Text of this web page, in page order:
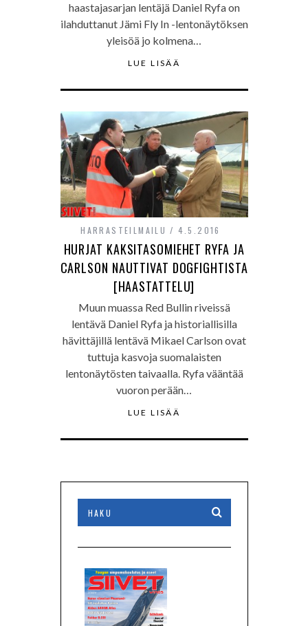
haastajasarjan lentäjä Daniel Ryfa on
ilahduttanut Jämi Fly In -lentonäytöksen
yleisöä jo kolmena…
LUE LISÄÄ
HARRASTEILMAILU 4.5.2016
HURJAT KAKSITASOMIEHET RYFA JA
CARLSON NAUTTIVAT DOGFIGHTISTA
[HAASTATTELU]
Muun muassa Red Bullin riveissä
lentävä Daniel Ryfa ja historiallisilla
hävittäjillä lentävä Mikael Carlson ovat
tuttuja kasvoja suomalaisten
lentonäytösten taivaalla. Ryfa vääntää
vuoron perään…
LUE LISÄÄ